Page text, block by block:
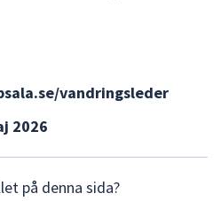
vandringsleder
2026
på denna sida?